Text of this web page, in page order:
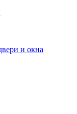
и окна